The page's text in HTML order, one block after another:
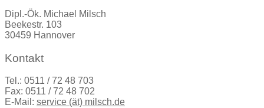
Dipl.-Ök. Michael Milsch
Beekestr. 103
30459 Hannover
Kontakt
Tel.: 0511 / 72 48 703
Fax: 0511 / 72 48 702
E-Mail: service (ät) milsch.de